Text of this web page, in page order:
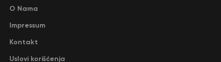
O Nama
Impressum
Kontakt
Uslovi korišćenja